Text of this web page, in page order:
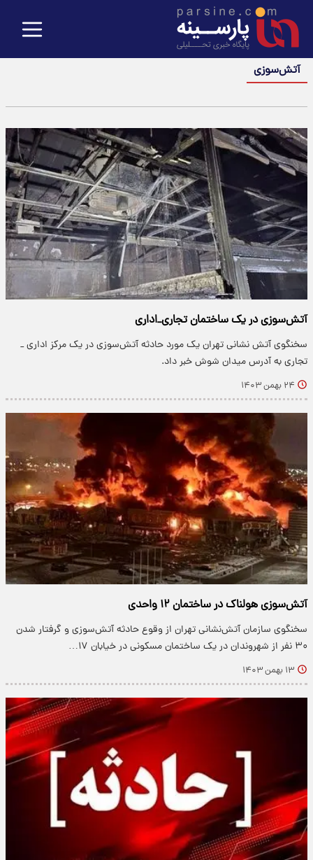
آتش‌سوزی
آتش‌سوزی در یک ساختمان تجاری_اداری
سخنگوی آتش نشانی تهران یک مورد حادثه آتش‌سوزی در یک مرکز اداری _
تجاری به آدرس میدان شوش خبر داد.
۲۴ بهمن ۱۴۰۳
آتش‌سوزی هولناک در ساختمان ۱۲ واحدی
سخنگوی سازمان آتش‌نشانی تهران از وقوع حادثه آتش‌سوزی و گرفتار شدن
۳۰ نفر از شهروندان در یک ساختمان مسکونی در خیابان ۱۷…
۱۳ بهمن ۱۴۰۳